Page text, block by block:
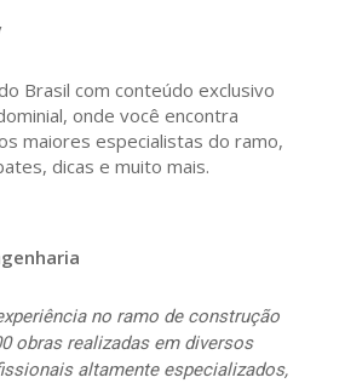
Brasil com conteúdo exclusivo
onde você encontra
maiores especialistas do ramo,
dicas e muito mais.
no ramo de construção
obras realizadas em diversos
altamente especializados,